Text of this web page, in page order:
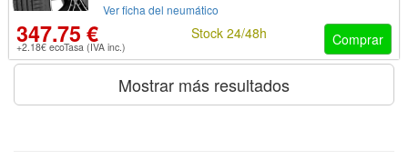
Ver ficha del neumático
347.75 €
+2.18€ ecoTasa (IVA inc.) Comprar
Stock 24/48h
Mostrar más resultados